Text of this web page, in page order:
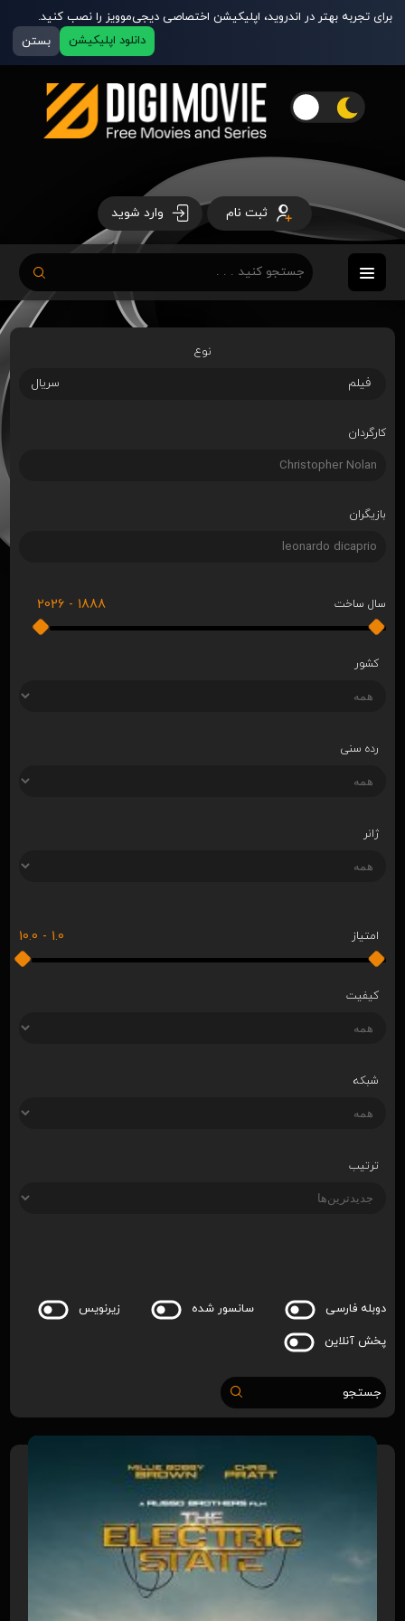
برای تجربه بهتر در اندروید، اپلیکیشن اختصاصی دیجی‌موویز را نصب کنید.
دانلود اپلیکیشن
بستن
ثبت نام وارد شوید
نوع
فیلم
سریال
کارگردان
بازیگران
سال ساخت 1888
-
2026
کشور
رده سنی
ژانر
امتیاز 1.0
-
10.0
کیفیت
شبکه
ترتیب
دوبله فارسی سانسور شده
زیرنویس
پخش آنلاین
جستجو